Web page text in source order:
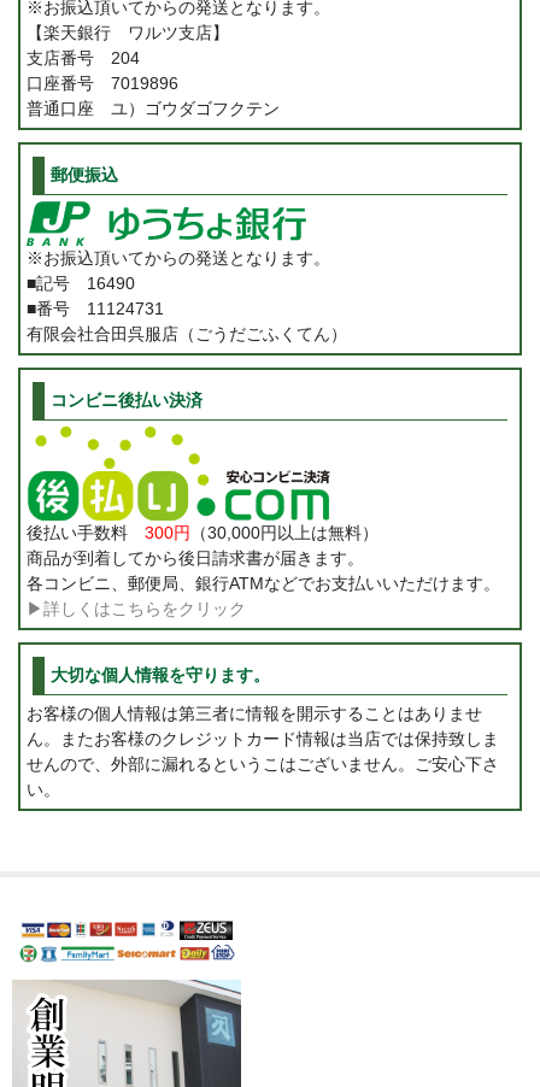
※お振込頂いてからの発送となります。
【楽天銀行 ワルツ支店】
支店番号 204
口座番号 7019896
普通口座 ユ）ゴウダゴフクテン
郵便振込
※お振込頂いてからの発送となります。
■記号 16490
■番号 11124731
有限会社合田呉服店（ごうだごふくてん）
コンビニ後払い決済
後払い手数料 300円
（30,000円以上は無料）
商品が到着してから後日請求書が届きます。
各コンビニ、郵便局、銀行ATMなどでお支払いいただけます。
▶詳しくはこちらをクリック
大切な個人情報を守ります。
お客様の個人情報は第三者に情報を開示することはありませ
ん。またお客様のクレジットカード情報は当店では保持致しま
せんので、外部に漏れるというこはございません。ご安心下さ
い。